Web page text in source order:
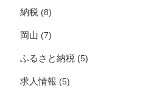
納税 (8)
岡山 (7)
ふるさと納税 (5)
求人情報 (5)